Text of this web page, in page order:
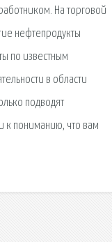
На торговой
нефтепродукты
по известным
в области
подводят
к пониманию, что вам